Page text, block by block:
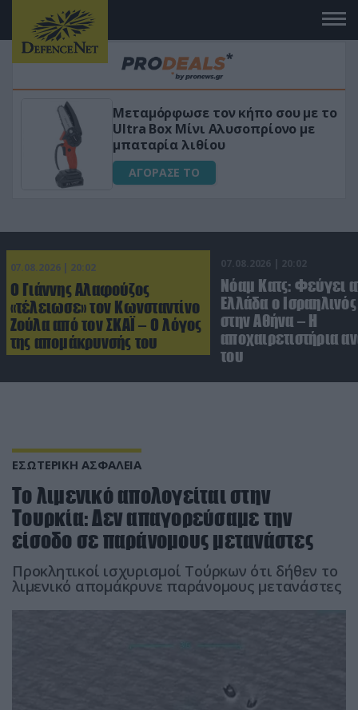
«Μαγική» φόρμουλα τριβόλι + VIP
για αύξηση της λίμπιντο
ΑΓΟΡΑΣΕ ΤΟ
07.08.2026 | 20:02
Ο Γιάννης Αλαφούζος
«τέλειωσε» τον Κωνσταντίνο
Ζούλα από τον ΣΚΑΪ – Ο λόγος
της απομάκρυνσής του
07.08.2026 | 20:02
Νόαμ Κατς: Φεύγει
Ελλάδα ο
στην Αθήνα – Η
αποχαιρετιστήρια
του
ΕΣΩΤΕΡΙΚΗ ΑΣΦΑΛΕΙΑ
Το λιμενικό απολογείται στην
Τουρκία: Δεν απαγορεύσαμε την
είσοδο σε παράνομους μετανάστες
Προκλητικοί ισχυρισμοί Τούρκων ότι δήθεν το
λιμενικό απομάκρυνε παράνομους μετανάστες